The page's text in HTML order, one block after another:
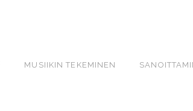
MUSIIKIN TEKEMINEN